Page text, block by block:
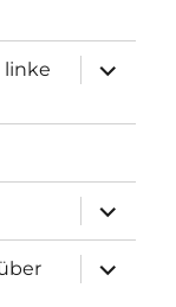
linke
anzeigen
anzeigen
anzeigen